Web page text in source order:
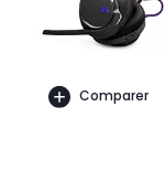
Comparer